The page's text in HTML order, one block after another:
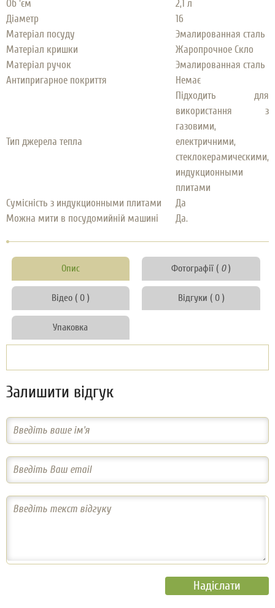
Об 'єм
2,1 л
Діаметр
16
Матеріал посуду
Эмалированная сталь
Матеріал кришки
Жаропрочное Скло
Матеріал ручок
Эмалированная сталь
Антипригарное покриття
Немає
Тип джерела тепла
Підходить для
використання з
газовими,
електричними,
стеклокерамическими,
индукционными
плитами
Сумісність з индукционными плитами
Да
Можна мити в посудомийній машині
Да.
Опис Фотографії ( 0)
Відео ( 0 ) Відгуки ( 0 )
Упаковка
Залишити відгук
Введіть ваше ім'я
Введіть Ваш email
Введіть текст відгуку